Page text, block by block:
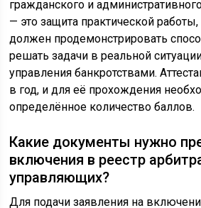
гражданского и
— это защита практической
должен продемонстрировать
решать задачи в реальной
управления банкротствами.
в год, и для её прохождения
определённое количество баллов.
Какие документы нужно
включения в реестр
управляющих?
Для подачи заявления на